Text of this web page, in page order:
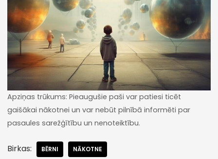
Apziņas trūkums: Pieaugušie paši var patiesi ticēt
gaišākai nākotnei un var nebūt pilnībā informēti par
pasaules sarežģītību un nenoteiktību.
Birkas: BĒRNI NĀKOTNE